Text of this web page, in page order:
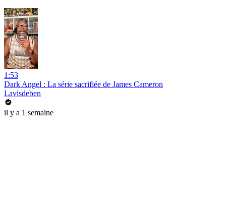
1:53
Dark Angel : La série sacrifiée de James Cameron
Lavisdeben
il y a 1 semaine